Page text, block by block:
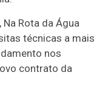
Rota da Água
técnicas a mais
nos
contrato da